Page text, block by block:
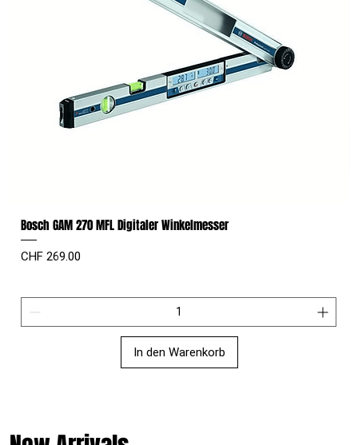
Bosch GAM 270 MFL Digitaler Winkelmesser
Preis
CHF 269.00
In den Warenkorb